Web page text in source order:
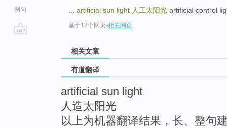
例句
artificial sun light 人工太阳光 artificial control
基于12个网页-相关网页
相关文章
有道翻译
artificial sun light
人造太阳光
以上为机器翻译结果，长、整句